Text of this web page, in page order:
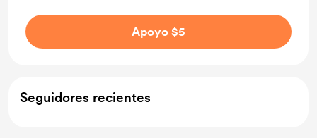
Apoyo $5
Seguidores recientes